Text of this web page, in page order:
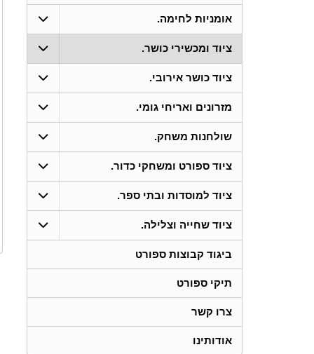
אומניות לחימה.
ציוד ומכשירי כושר.
ציוד כושר אירובי.
מזרונים ואריחי גומי.
שולחנות משחק.
ציוד ספורט ומשחקי כדור.
ציוד למוסדות ובתי ספר.
ציוד שחייה וצלילה.
ביגוד קבוצות ספורט
תיקי ספורט
צרו קשר
אודותינו